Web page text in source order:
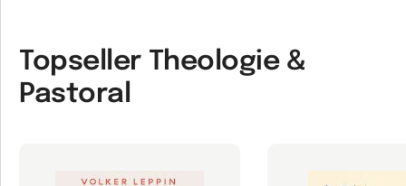
Topseller Theologie &
Pastoral